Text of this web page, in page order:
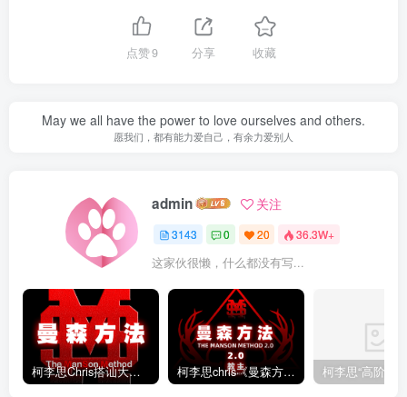
点赞9 分享 收藏
May we all have the power to love ourselves and others.
愿我们，都有能力爱自己，有余力爱别人
admin 关注
3143 0 20 36.3W+
这家伙很懒，什么都没有写...
柯李思Chris搭讪大师“曼森方法”完整版下载 柯李思chris《曼森方法2.0课程》百度云免费下载